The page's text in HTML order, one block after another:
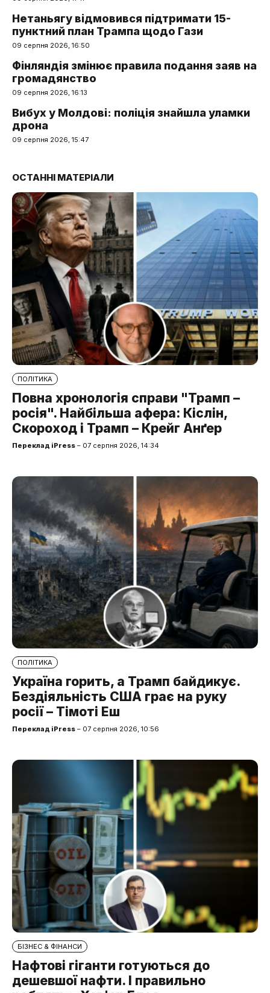
Нетаньягу відмовився підтримати 15-
пунктний план Трампа щодо Гази
09 серпня 2026, 16:50
Фінляндія змінює правила подання заяв на
громадянство
09 серпня 2026, 16:13
Вибух у Молдові: поліція знайшла уламки
дрона
09 серпня 2026, 15:47
ОСТАННІ МАТЕРІАЛИ
ПОЛІТИКА
Повна хронологія справи "Трамп –
росія". Найбільша афера: Кіслін,
Скороход і Трамп – Крейг Анґер
Переклад iPress – 07 серпня 2026, 14:34
ПОЛІТИКА
Україна горить, а Трамп байдикує.
Бездіяльність США грає на руку
росії – Тімоті Еш
Переклад iPress – 07 серпня 2026, 10:56
БІЗНЕС & ФІНАНСИ
Нафтові гіганти готуються до
дешевшої нафти. І правильно